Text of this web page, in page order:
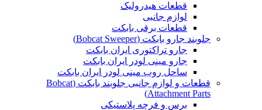
قطعات هیدرولیک
لوازم جانبی
قطعات برقی بابکت
جلوبند جارو بابکت (Bobcat Sweeper)
جارو تراکتوری ایران بابکت
جارو مینی لودر ایران بابکت
ساحل روب مینی لودر ایران بابکت
قطعات و لوازم جانبی جلوبند بابکت (Bobcat
Attachment Parts)
برس و فرچه پلاستیکی